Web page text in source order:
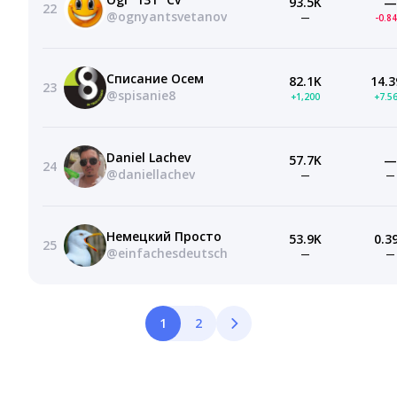
22
@ognyantsvetanov
— -
23
Списание Осем
@spisanie8
82.1K
+1,200
24
Daniel Lachev
@daniellachev
57.7K
—
—
—
25
Немецкий Просто
@einfachesdeutsch
53.9K
— —
1 2